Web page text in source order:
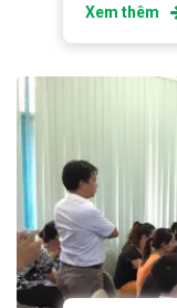
Xem thêm